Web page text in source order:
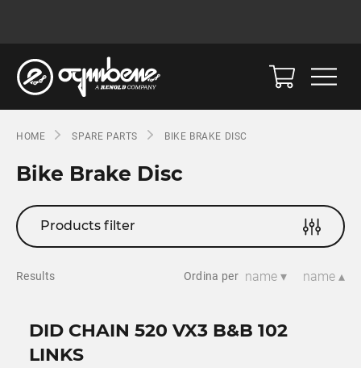
HOME SPARE PARTS BIKE BRAKE DISC
Bike Brake Disc
Products filter
Results Ordina per name ▾ name ▴
DID CHAIN 520 VX3 B&B 102
LINKS